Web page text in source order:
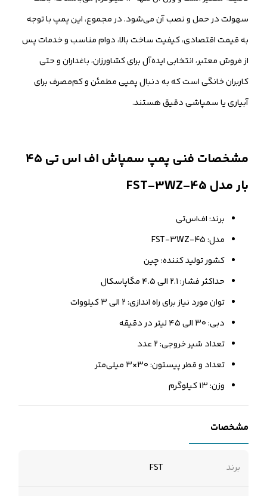
سهولت در حمل و نصب آن می‌شود. در مجموع، این پمپ با توجه
به قیمت اقتصادی، کیفیت ساخت بالا، دوام مناسب و خدمات پس
از فروش معتبر، انتخابی ایده‌آل برای کشاورزان، باغداران و حتی
کاربران خانگی است که به دنبال پمپی مطمئن و کم‌مصرف برای
آبیاری یا سمپاشی دقیق هستند.
مشخصات فنی پمپ سمپاش اف اس تی ۴۵
بار مدل FST-3WZ-45
برند: اف‌اس‌تی
مدل: FST-3WZ-45
کشور تولید کننده: چین
حداکثر فشار: ۲.۱ الی ۴.۵ مگاپاسکال
توان مورد نیاز برای راه اندازی: ۲ الی ۳ کیلووات
دبی: ۳۰ الی ۴۵ لیتر در دقیقه
تعداد شیر خروجی: ۲ عدد
تعداد و قطر پیستون: ۳۰×۳ میلی‌متر
وزن: ۱۳ کیلوگرم
مشخصات
برند FST